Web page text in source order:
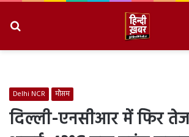
Delhi NCR मौसम
दिल्ली-एनसीआर में फिर